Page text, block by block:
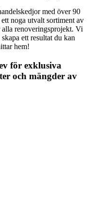
med över 90
noga utvalt sortiment av
renoveringsprojekt. Vi
ett resultat du kan
hem!
för exklusiva
och mängder av